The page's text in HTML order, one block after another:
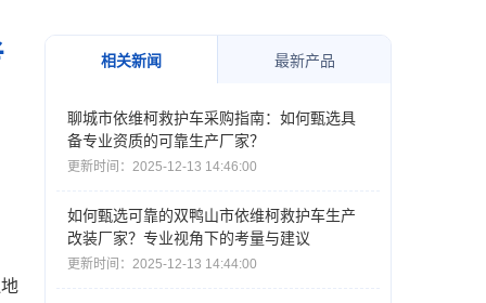
相关新闻 最新产品
聊城市依维柯救护车采购指南：如何甄选具
备专业资质的可靠生产厂家？
更新时间：2025-12-13 14:46:00
如何甄选可靠的双鸭山市依维柯救护车生产
改装厂家？专业视角下的考量与建议
更新时间：2025-12-13 14:44:00